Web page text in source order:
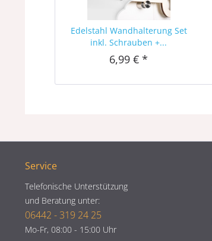
Edelstahl Wandhalterung Set
inkl. Schrauben +...
6,99 € *
Service
Telefonische Unterstützung
und Beratung unter:
06442 - 319 24 25
Mo-Fr, 08:00 - 15:00 Uhr